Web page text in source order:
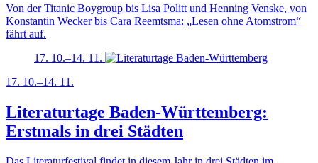
Von der Titanic Boygroup bis Lisa Politt und Henning Venske, von
Konstantin Wecker bis Cara Reemtsma: „Lesen ohne Atomstrom“
fährt auf.
17. 10.–14. 11.
17. 10.–14. 11.
Literaturtage Baden-Württemberg:
Erstmals in drei Städten